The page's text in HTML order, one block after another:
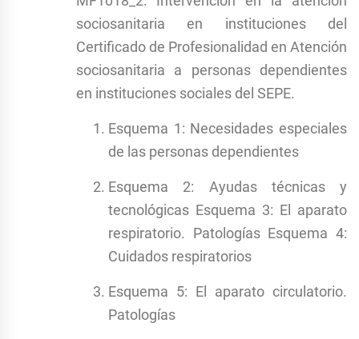
sociosanitaria en instituciones del
Certificado de Profesionalidad en Atención
sociosanitaria a personas dependientes
en instituciones sociales del SEPE.
Esquema 1: Necesidades especiales
de las personas dependientes
Esquema 2: Ayudas técnicas y
tecnológicas Esquema 3: El aparato
respiratorio. Patologías Esquema 4:
Cuidados respiratorios
Esquema 5: El aparato circulatorio.
Patologías